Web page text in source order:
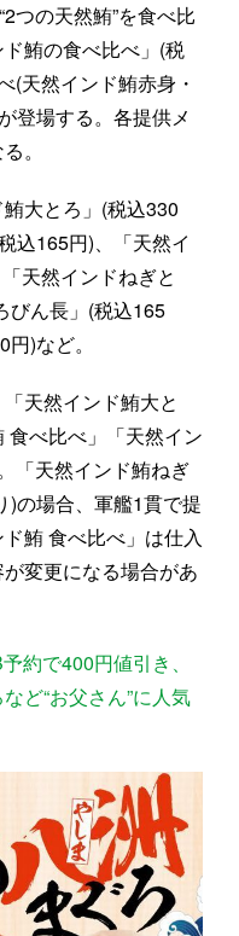
つの天然鮪”を食べ比
鮪の食べ比べ」(税
(天然インド鮪赤身・
登場する。各提供メ
。
大とろ」(税込330
込165円)、「天然イ
天然インドねぎと
びん長」(税込165
)など。
天然インド鮪大と
食べ比べ」「天然イン
「天然インド鮪ねぎ
)の場合、軍艦1貫で提
鮪 食べ比べ」は仕入
変更になる場合があ
約で400円値引き、
ど“お父さん”に人気